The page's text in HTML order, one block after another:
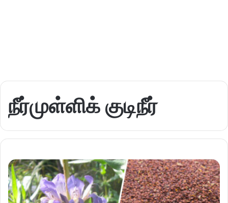
நீர்முள்ளிக் குடிநீர்